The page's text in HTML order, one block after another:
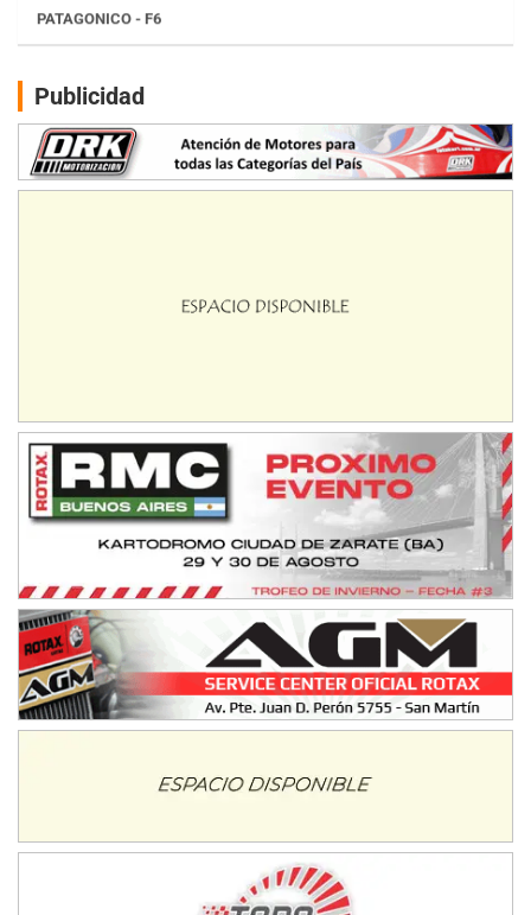
Juventud Unida (Tierra)
Humboldt (Santa Fe)
NORESTE SANTAFESINO - F6
Ciudad de Avellaneda (Asfalto)
Avellaneda (Santa Fe)
SUR SANTAFESINO - F4
IAME SERIES ARGENTINA 6
Ramiro Tot (Asfalto)
Baradero (Buenos Aires)
KDO - F6
Trenque Lauquen (Buenos Aires)
ENTRERRIANO - F6 (POSTERGADA)
Parque de la Velocidad (Asfalto)
Villaguay (Entre Ríos)
VICTORIENSE - F7
El Cerro (Tierra)
Victoria (Entre Ríos)
PATAGONICO - F6
Publicidad